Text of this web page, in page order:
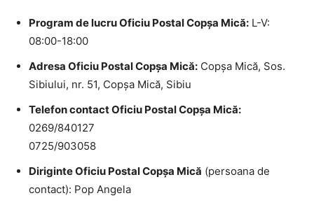
Program de lucru Oficiu Postal Copşa Mică: L-V:
08:00-18:00
Adresa Oficiu Postal Copşa Mică: Copşa Mică, Sos.
Sibiului, nr. 51, Copşa Mică, Sibiu
Telefon contact Oficiu Postal Copşa Mică:
0269/840127
0725/903058
Diriginte Oficiu Postal Copşa Mică (persoana de
contact): Pop Angela